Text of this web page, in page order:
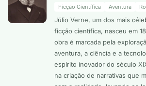
Ficção Científica Aventura
Júlio Verne, um dos mais
ficção científica, nasceu em
obra é marcada pela
aventura, a ciência e a
espírito inovador do século
na criação de narrativas que